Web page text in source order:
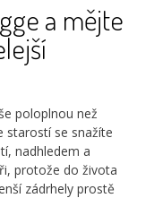
a mějte
poloplnou než
starostí se snažíte
nadhledem a
protože do života
zádrhely prostě